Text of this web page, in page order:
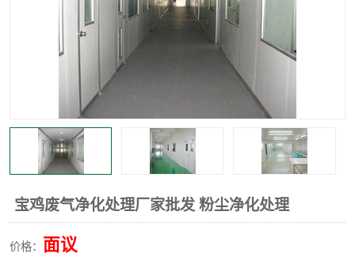
宝鸡废气净化处理厂家批发 粉尘净化处理
价格： 面议